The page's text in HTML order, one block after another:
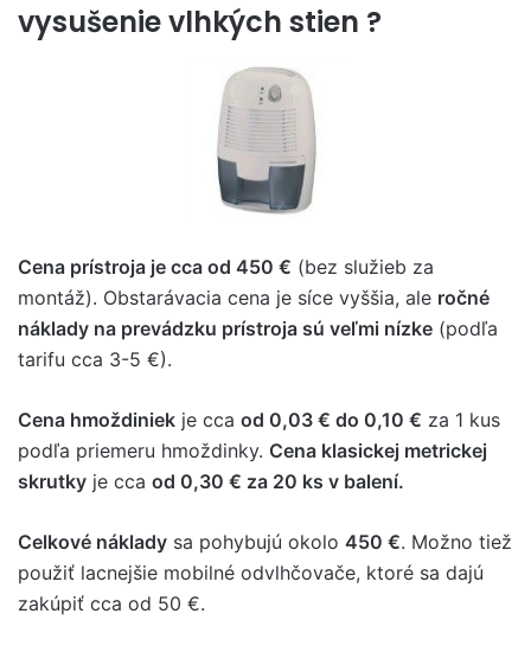
vysušenie vlhkých stien ?
Cena prístroja je cca od 450 € (bez služieb za
montáž). Obstarávacia cena je síce vyššia, ale ročné
náklady na prevádzku prístroja sú veľmi nízke (podľa
tarifu cca 3-5 €).
Cena hmoždiniek je cca od 0,03 € do 0,10 € za 1 kus
podľa priemeru hmoždinky. Cena klasickej metrickej
skrutky je cca od 0,30 € za 20 ks v balení.
Celkové náklady sa pohybujú okolo 450 €. Možno tiež
použiť lacnejšie mobilné odvlhčovače, ktoré sa dajú
zakúpiť cca od 50 €.